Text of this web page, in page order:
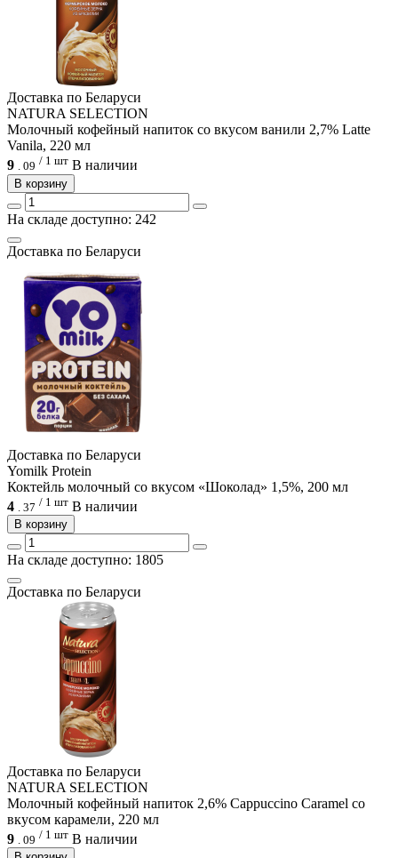
Доcтавка по Беларуси
NATURA SELECTION
Молочный кофейный напиток со вкусом ванили 2,7% Latte
Vanila, 220 мл
9 . 09 / 1 шт В наличии
В корзину
На складе доступно: 242
Доcтавка по Беларуси
Доcтавка по Беларуси
Yomilk Protein
Коктейль молочный со вкусом «Шоколад» 1,5%, 200 мл
4
37 / 1 шт В наличии
В корзину
На складе доступно: 1805
Доcтавка по Беларуси
Доcтавка по Беларуси
NATURA SELECTION
Молочный кофейный напиток 2,6% Cappuccino Caramel со
вкусом карамели, 220 мл
9 . 09 / 1 шт В наличии